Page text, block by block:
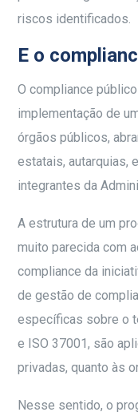
riscos identificados.
E o
O compliance
implementação de
órgãos públicos,
estatais, autarquias,
integrantes da
A estrutura de um
muito parecida com
compliance da
de gestão de
específicas sobre o
e ISO 37001, são
privadas, quanto às
Nesse sentido, o